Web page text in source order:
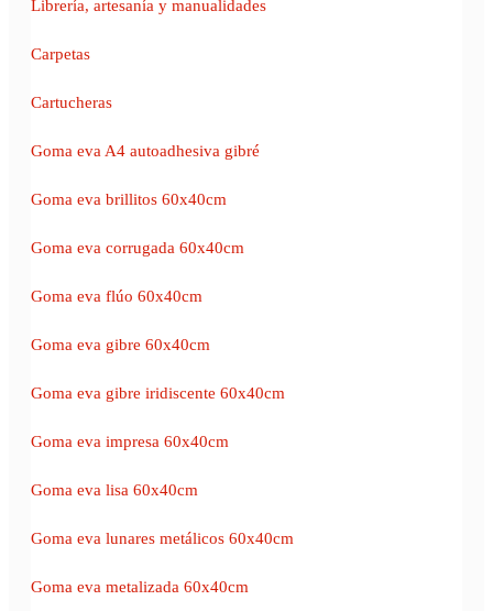
Librería, artesanía y manualidades
Carpetas
Cartucheras
Goma eva A4 autoadhesiva gibré
Goma eva brillitos 60x40cm
Goma eva corrugada 60x40cm
Goma eva flúo 60x40cm
Goma eva gibre 60x40cm
Goma eva gibre iridiscente 60x40cm
Goma eva impresa 60x40cm
Goma eva lisa 60x40cm
Goma eva lunares metálicos 60x40cm
Goma eva metalizada 60x40cm